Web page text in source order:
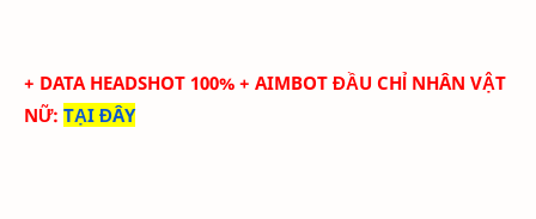
+ DATA HEADSHOT 100% + AIMBOT ĐẦU CHỈ NHÂN VẬT
NỮ: TẠI ĐÂY